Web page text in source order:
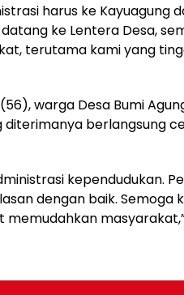
harus ke Kayuagung
ke Lentera Desa,
terutama kami yang
warga Desa Bumi
diterimanya berlangsung
kependudukan.
dengan baik. Semoga